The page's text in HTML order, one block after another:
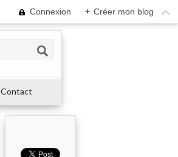
Connexion + Créer mon blog
Contact